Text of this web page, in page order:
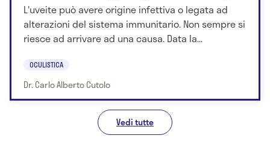
L'uveite può avere origine infettiva o legata ad
alterazioni del sistema immunitario. Non sempre si
riesce ad arrivare ad una causa. Data la...
OCULISTICA
Dr. Carlo Alberto Cutolo
Vedi tutte